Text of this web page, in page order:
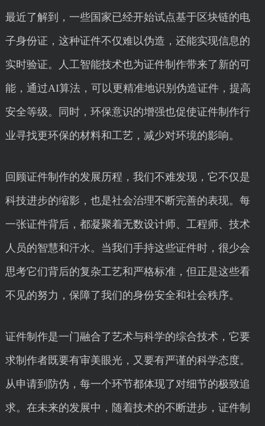
最近了解到，一些国家已经开始试点基于区块链的电
子身份证，这种证件不仅难以伪造，还能实现信息的
实时验证。人工智能技术也为证件制作带来了新的可
能，通过AI算法，可以更精准地识别伪造证件，提高
安全等级。同时，环保意识的增强也促使证件制作行
业寻找更环保的材料和工艺，减少对环境的影响。
回顾证件制作的发展历程，我们不难发现，它不仅是
科技进步的缩影，也是社会治理不断完善的表现。每
一张证件背后，都凝聚着无数设计师、工程师、技术
人员的智慧和汗水。当我们手持这些证件时，很少会
思考它们背后的复杂工艺和严格标准，但正是这些看
不见的努力，保障了我们的身份安全和社会秩序。
证件制作是一门融合了艺术与科学的综合技术，它要
求制作者既要有审美眼光，又要有严谨的科学态度。
从申请到防伪，每一个环节都体现了对细节的极致追
求。在未来的发展中，随着技术的不断进步，证件制